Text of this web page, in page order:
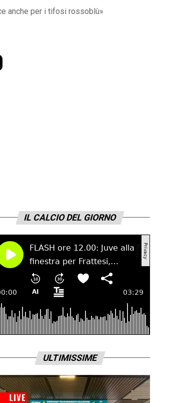
anche per i tifosi rossoblù»
IL CALCIO DEL GIORNO
ULTIMISSIME